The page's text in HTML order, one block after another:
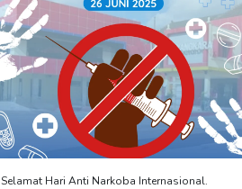
Selamat Hari Anti Narkoba Internasional.